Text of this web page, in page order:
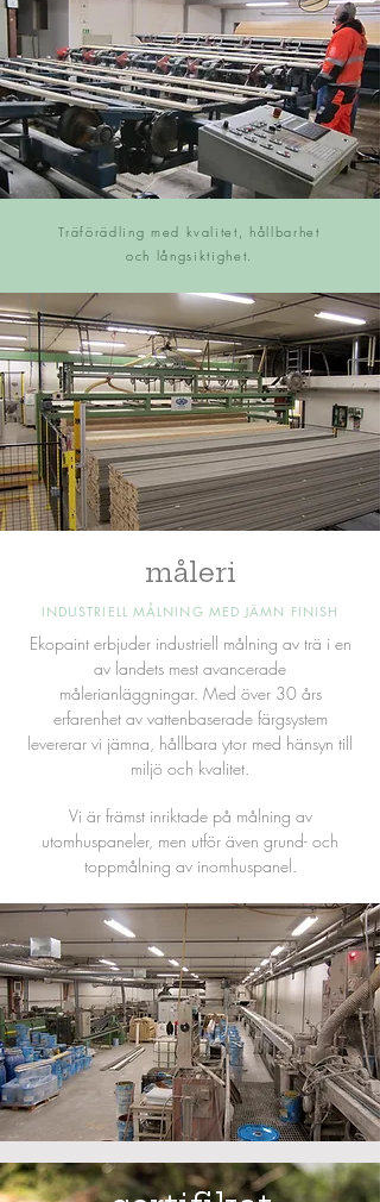
Träförädling med kvalitet, hållbarhet
och långsiktighet.
måleri
INDUSTRIELL MÅLNING MED JÄMN FINISH
Ekopaint erbjuder industriell målning av trä i en
av landets mest avancerade
målerianläggningar. Med över 30 års
erfarenhet av vattenbaserade färgsystem
levererar vi jämna, hållbara ytor med hänsyn till
miljö och kvalitet.
Vi är främst inriktade på målning av
utomhuspaneler, men utför även grund- och
toppmålning av inomhuspanel.